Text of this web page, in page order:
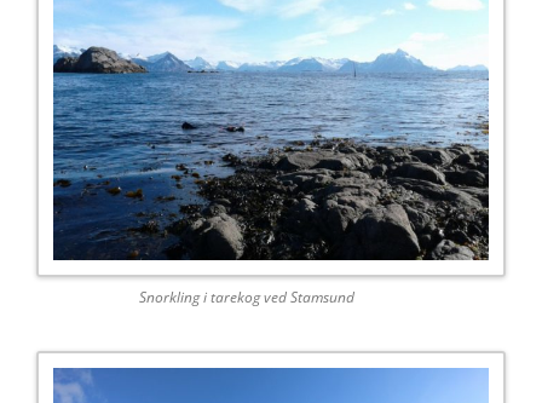
Snorkling i tarekog ved Stamsund